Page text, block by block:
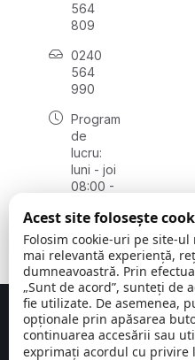
564
809
0240
564
990
Program
de
lucru:
luni - joi
08:00 -
vineri
08:00 -
14:00
Concept realizat deBig
Acest site folosește
Folosim cookie-uri pe site-
mai relevantă experiență,
dumneavoastră. Prin
„Sunt de acord”, sunteți de
fie utilizate. De asemenea,
opționale prin apăsarea
continuarea accesării sau
exprimați acordul cu privire